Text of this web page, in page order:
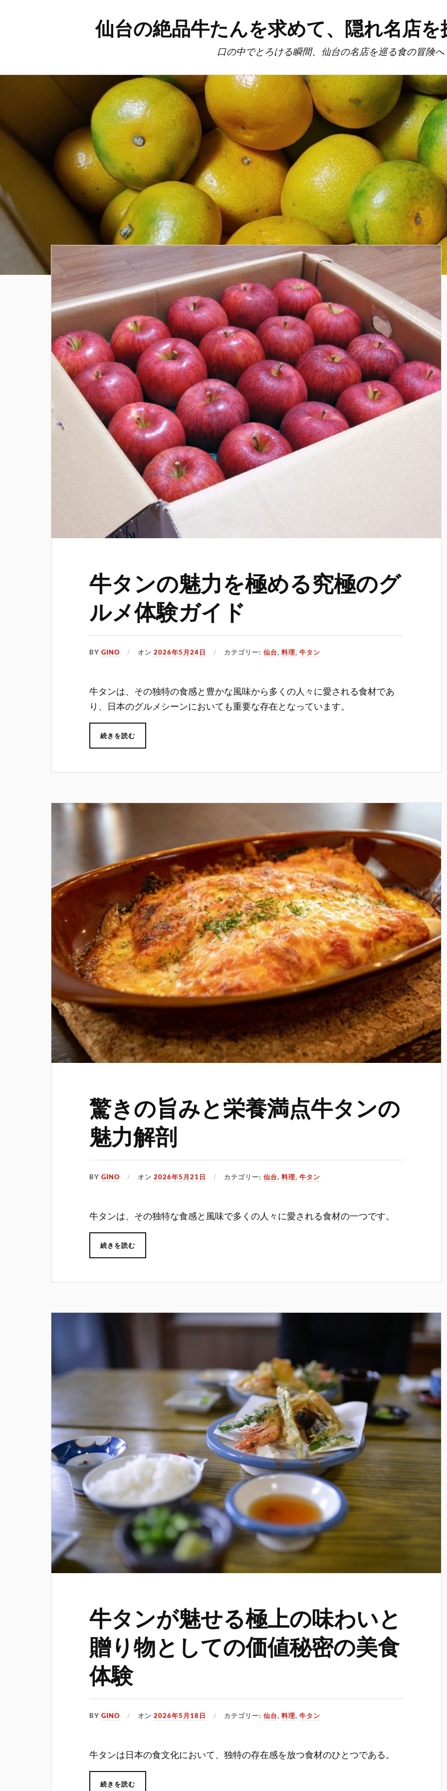
仙台の絶品牛たんを求めて、隠れ名店を
口の中でとろける瞬間、仙台の名店を巡る食の冒険へ
牛タンの魅力を極める究極のグ
ルメ体験ガイド
BYGINO オン2026年5月24日 カテゴリー:仙台,料理,牛タン
牛タンは、その独特の食感と豊かな風味から多くの人々に愛される食材であ
り、日本のグルメシーンにおいても重要な存在となっています。
続きを読む
驚きの旨みと栄養満点牛タンの
魅力解剖
BYGINO オン2026年5月21日 カテゴリー:仙台,料理,牛タン
牛タンは、その独特な食感と風味で多くの人々に愛される食材の一つです。
続きを読む
牛タンが魅せる極上の味わいと
贈り物としての価値秘密の美食
体験
BYGINO オン2026年5月18日 カテゴリー:仙台,料理,牛タン
牛タンは日本の食文化において、独特の存在感を放つ食材のひとつである。
続きを読む